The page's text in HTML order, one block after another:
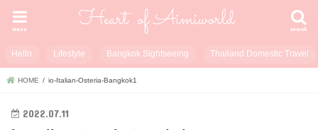
search
menu
Hello Lifestyle Bangkok Sightseeing Thailand Domestic Travel
HOME io-Italian-Osteria-Bangkok1
2022.07.11